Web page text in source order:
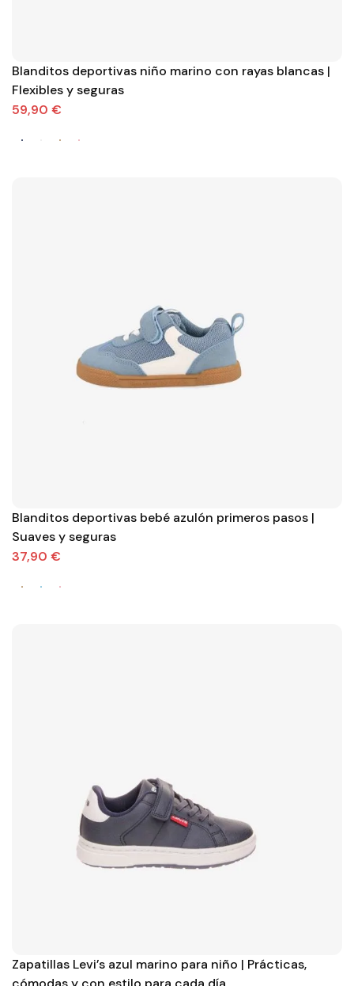
Blanditos deportivas niño marino con rayas blancas |
Flexibles y seguras
59,90 €
Blanditos deportivas bebé azulón primeros pasos |
Suaves y seguras
37,90 €
Zapatillas Levi’s azul marino para niño | Prácticas,